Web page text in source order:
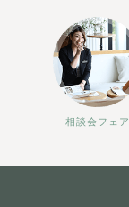
相談会フェア